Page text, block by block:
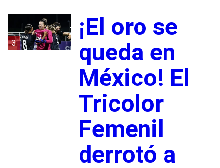
3
¡El oro se
queda en
México! El
Tricolor
Femenil
derrotó a